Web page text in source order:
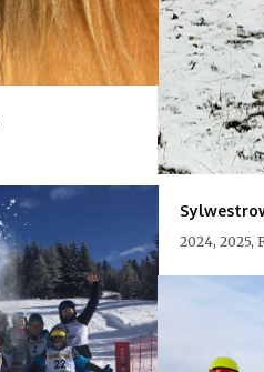
2024, 2025,